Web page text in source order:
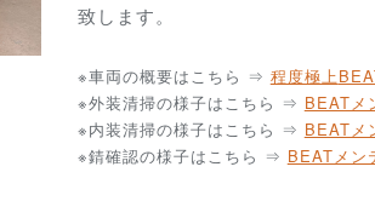
致します。
※車両の概要はこちら ⇒ 程度極上
※外装清掃の様子はこちら ⇒ BEATメ
※内装清掃の様子はこちら ⇒ BEATメ
※錆確認の様子はこちら ⇒ BEATメ